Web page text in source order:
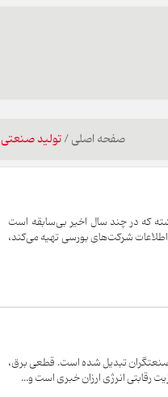
صفحه اصلی/تولید صنعتی
نسبت به ماه مشابه سال قبل افت 9.4 درصدی داشته که در چند سال اخیر بی‌سابقه است
اطلاعات شرکت‌های بورسی تهیه می‌کند،
صنعتگران تبدیل شده است. قطعی برق،
رقابتی انرژی ارزان خبری است و...